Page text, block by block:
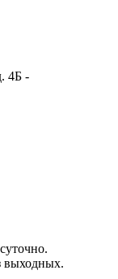
4Б -
выходных.